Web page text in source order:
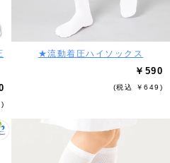
★流動着圧ハイソックス
￥590
(税込 ￥649)